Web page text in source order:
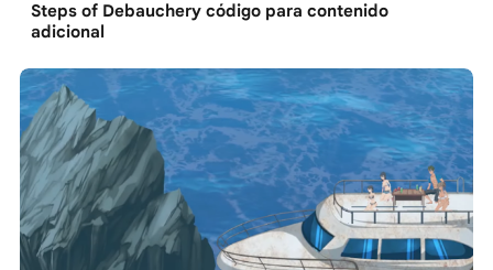
Steps of Debauchery código para contenido
adicional